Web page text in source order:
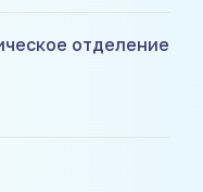
отделение